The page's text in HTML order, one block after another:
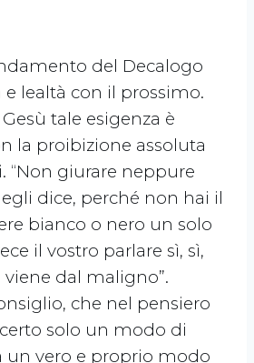
del Decalogo
e lealtà con il prossimo.
tale esigenza è
la proibizione assoluta
“Non giurare neppure
dice, perché non hai il
bianco o nero un solo
il vostro parlare sì, sì,
dal maligno”.
che nel pensiero
solo un modo di
un vero e proprio modo